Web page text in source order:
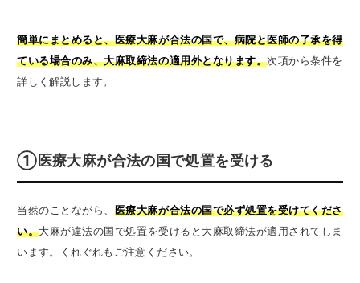
簡単にまとめると、医療大麻が合法の国で、病院と医師の了承を得
ている場合のみ、大麻取締法の適用外となります。次項から条件を
詳しく解説します。
①医療大麻が合法の国で処置を受ける
当然のことながら、 医療大麻が合法の国で必ず処置を受けてくださ
い。大麻が違法の国で処置を受けると大麻取締法が適用されてしま
います。くれぐれもご注意ください。